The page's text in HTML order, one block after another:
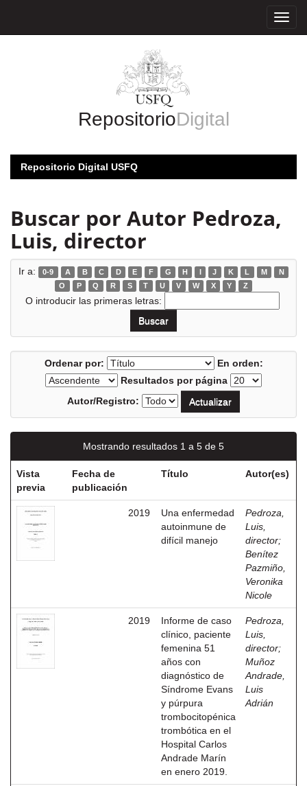
RepositorioDigital
Repositorio Digital USFQ
Buscar por Autor Pedroza,
Luis, director
Ir a: 0-9 A B C D E F G H I J K L M
N
O
P Q R S T U V W X Y Z
O introducir las primeras letras:
Ordenar por:
En orden:
Resultados por página
Autor/Registro:
Mostrando resultados 1 a 5 de 5
Vista
previa
Fecha de
publicación
Título Autor(es)
2019
Una enfermedad
autoinmune de
difícil manejo
Pedroza,
Luis,
director;
Benítez
Pazmiño,
Veronika
Nicole
2019
Informe de caso
clínico, paciente
femenina 51
años con
diagnóstico de
Síndrome Evans
y púrpura
trombocitopénica
trombótica en el
Hospital Carlos
Andrade Marín
en enero 2019.
Pedroza,
Luis,
director;
Muñoz
Andrade,
Luis
Adrián